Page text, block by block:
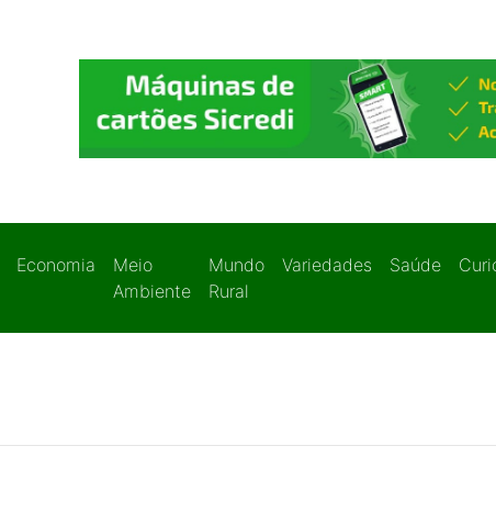
Economia
Meio
Ambiente
Mundo
Rural
Variedades Saúde